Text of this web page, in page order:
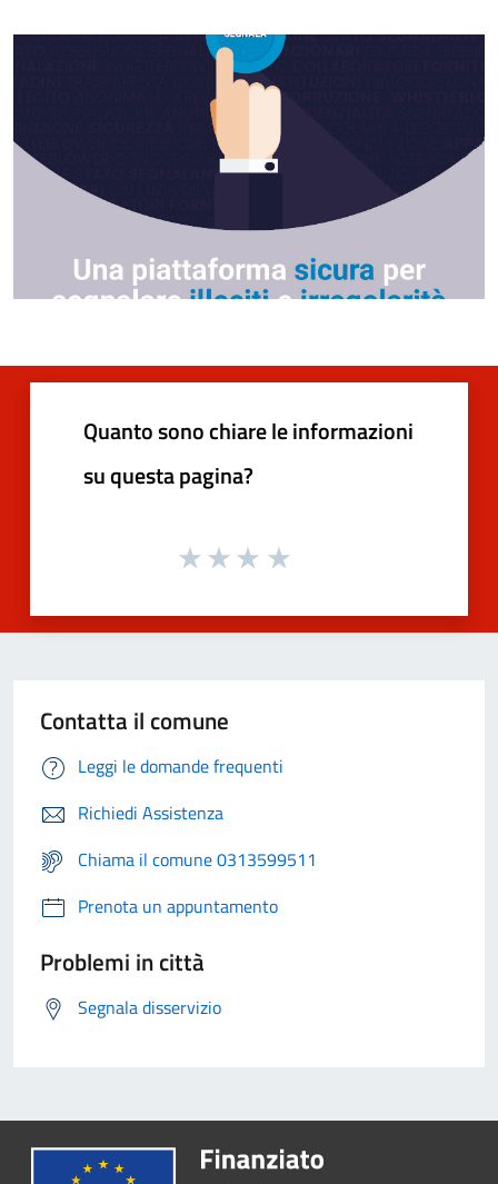
Quanto sono chiare le informazioni
su questa pagina?
Contatta il comune
Leggi le domande frequenti
Richiedi Assistenza
Chiama il comune 0313599511
Prenota un appuntamento
Problemi in città
Segnala disservizio